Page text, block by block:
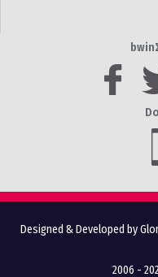
Designed & Developed by
2006 -